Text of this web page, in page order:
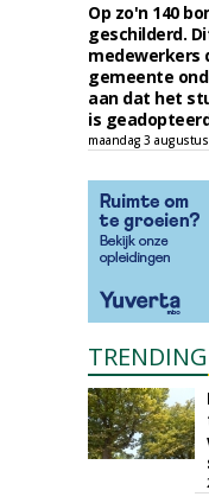
Op zo'n 140
geschilderd.
medewerkers
gemeente
aan dat het
is
maandag 3 augustus
TRENDING